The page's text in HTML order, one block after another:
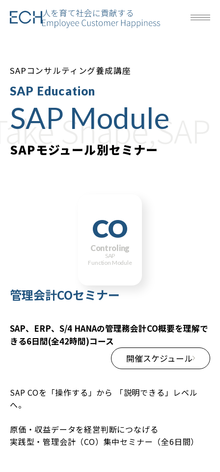
人を育て社会に貢献する
SAPコンサルティング養成講座
SAP Education
Shape,SAP
SAP Module
SAPモジュール別セミナー
CO
Controling
SAP
Function Module
管理会計COセミナー
SAP、ERP、S/4 HANAの管理務会計CO概要を理解で
きる6日間(全42時間)コース
開催スケジュール
SAP COを「操作する」から 「説明できる」レベル
へ。
原価・収益データを経営判断につなげる
実践型・管理会計（CO）集中セミナー（全6日間）